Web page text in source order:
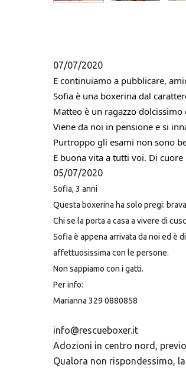
07/07/2020
E continuiamo a pubblicare,
Sofia è una boxerina dal
Matteo è un ragazzo
Viene da noi in pensione e si
Purtroppo gli esami non sono
E buona vita a tutti voi. Di cuore
05/07/2020
Sofia, 3 anni
Questa boxerina ha solo pregi:
Chi se la porta a casa a vivere di
Sofia è appena arrivata da noi ed è
affettuosissima con le persone.
Non sappiamo con i gatti.
Per info:
Marianna 329 0880858
info@rescueboxer.it
Adozioni in centro nord,
Qualora non rispondessimo,